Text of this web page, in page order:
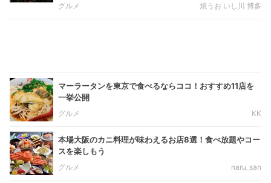
グルメ 焼うお いし川 博多
マーラータンを東京で食べるならココ！おすすめ11店を
一挙公開
グルメ KK
本場大阪のカニ料理が味わえるお店8選！食べ放題やコー
スを楽しもう
グルメ naru_san